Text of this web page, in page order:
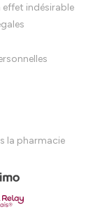
effet indésirable
la pharmacie